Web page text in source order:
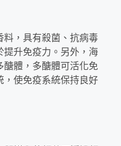
料，具有殺菌、抗病毒
提升免疫力。另外，海
醣體，多醣體可活化免
，使免疫系統保持良好